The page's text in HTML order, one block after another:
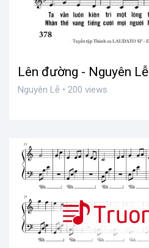
Lên đường - Nguyên Lễ
Nguyên Lễ • 200 views